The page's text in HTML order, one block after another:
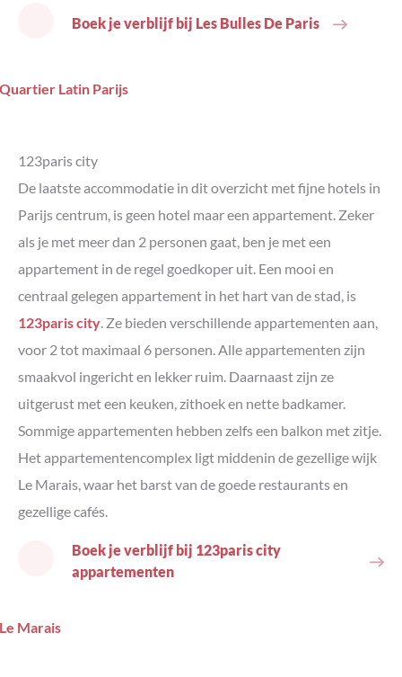
Boek je verblijf bij Les Bulles De Paris
123paris city
De laatste accommodatie in dit overzicht met fijne hotels in
Parijs centrum, is geen hotel maar een appartement. Zeker
als je met meer dan 2 personen gaat, ben je met een
appartement in de regel goedkoper uit. Een mooi en
centraal gelegen appartement in het hart van de stad, is
123paris city. Ze bieden verschillende appartementen aan,
voor 2 tot maximaal 6 personen. Alle appartementen zijn
smaakvol ingericht en lekker ruim. Daarnaast zijn ze
uitgerust met een keuken, zithoek en nette badkamer.
Sommige appartementen hebben zelfs een balkon met zitje.
Het appartementencomplex ligt middenin de gezellige wijk
Le Marais, waar het barst van de goede restaurants en
gezellige cafés.
Boek je verblijf bij 123paris city
appartementen